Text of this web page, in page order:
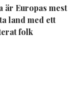
är Europas mest
land med ett
folk